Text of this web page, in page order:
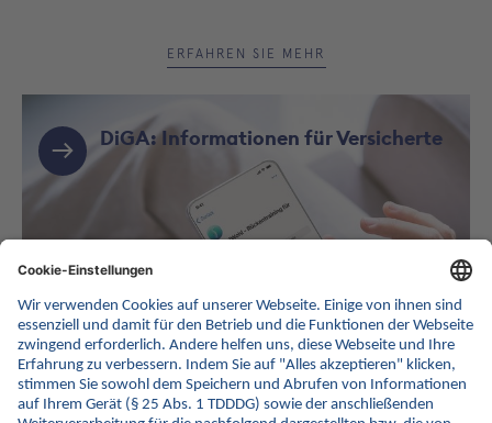
ERFAHREN SIE MEHR
DiGA: Informationen für Versicherte